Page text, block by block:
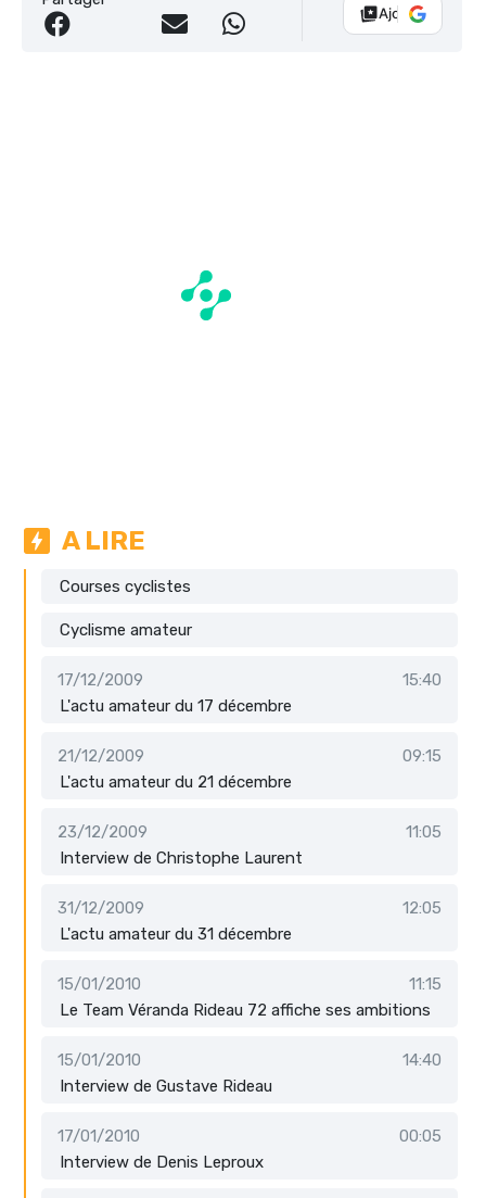
Ajouter Vélo
A LIRE
Courses cyclistes
Cyclisme amateur
17/12/2009
15:40
L'actu amateur du 17 décembre
21/12/2009
09:15
L'actu amateur du 21 décembre
23/12/2009
11:05
Interview de Christophe Laurent
31/12/2009
12:05
L'actu amateur du 31 décembre
15/01/2010
11:15
Le Team Véranda Rideau 72 affiche ses ambitions
15/01/2010
14:40
Interview de Gustave Rideau
17/01/2010
00:05
Interview de Denis Leproux